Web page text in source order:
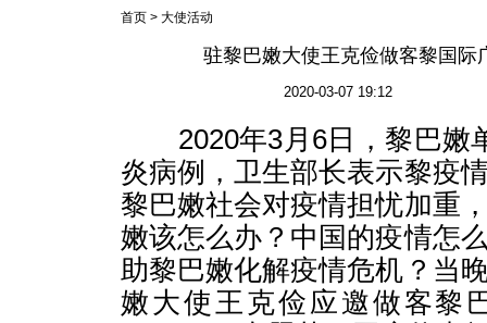
首页 > 大使活动
驻黎巴嫩大使王克俭做客黎国际
2020-03-07 19:12
2020年3月6日，黎巴嫩
炎病例，卫生部长表示黎疫
黎巴嫩社会对疫情担忧加重
嫩该怎么办？中国的疫情怎
助黎巴嫩化解疫情危机？当
嫩大使王克俭应邀做客黎